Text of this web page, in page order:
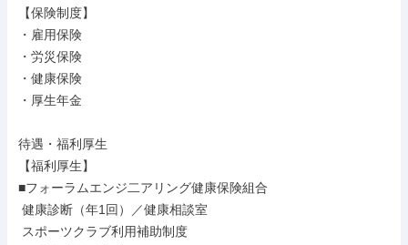
【保険制度】
・雇用保険
・労災保険
・健康保険
・厚生年金
待遇・福利厚生
【福利厚生】
■フォーラムエンジ二アリング健康保険組合